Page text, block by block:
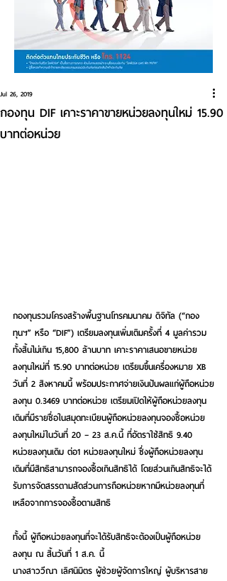
กองทุน DIF เคาะราคาขายหน่วยลงทุนใหม่ 15.90
บาทต่อหน่วย
Jul 26, 2019
กองทุนรวมโครงสร้างพื้นฐานโทรคมนาคม ดิจิทัล (“กอง
ทุนฯ” หรือ “DIF”) เตรียมลงทุนเพิ่มเติมครั้งที่ 4 มูลค่ารวม
ทั้งสิ้นไม่เกิน 15,800 ล้านบาท เคาะราคาเสนอขายหน่วย
ลงทุนใหม่ที่ 15.90 บาทต่อหน่วย เตรียมขึ้นเครื่องหมาย XB
วันที่ 2 สิงหาคมนี้ พร้อมประกาศจ่ายเงินปันผลแก่ผู้ถือหน่วย
ลงทุน 0.3469 บาทต่อหน่วย เตรียมเปิดให้ผู้ถือหน่วยลงทุน
เดิมที่มีรายชื่อในสมุดทะเบียนผู้ถือหน่วยลงทุนจองซื้อหน่วย
ลงทุนใหม่ในวันที่ 20 – 23 ส.ค.นี้ ที่อัตราใช้สิทธิ 9.40
หน่วยลงทุนเดิม ต่อ1 หน่วยลงทุนใหม่ ซึ่งผู้ถือหน่วยลงทุน
เดิมที่มีสิทธิสามารถจองซื้อเกินสิทธิได้ โดยส่วนเกินสิทธิจะได้
รับการจัดสรรตามสัดส่วนการถือหน่วยหากมีหน่วยลงทุนที่
เหลือจากการจองซื้อตามสิทธิ
ทั้งนี้ ผู้ถือหน่วยลงทุนที่จะได้รับสิทธิจะต้องเป็นผู้ถือหน่วย
ลงทุน ณ สิ้นวันที่ 1 ส.ค. นี้
นางสาววีณา เลิศนิมิตร ผู้ช่วยผู้จัดการใหญ่ ผู้บริหารสาย